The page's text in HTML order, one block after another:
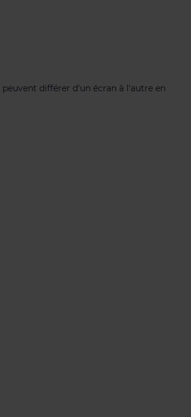
différer d'un écran à l'autre en